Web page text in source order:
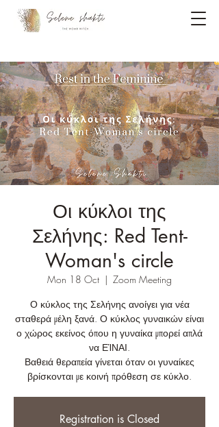
Οι κύκλοι της
Σελήνης: Red Tent-
Woman's circle
Mon 18 Oct
  |
Zoom Meeting
Ο κύκλος της Σελήνης ανοίγει για νέα
σταθερά μέλη ξανά. Ο κύκλος γυναικών είναι
ο χώρος εκείνος όπου η γυναίκα μπορεί απλά
να ΕΊΝΑΙ.
Βαθειά θεραπεία γίνεται όταν οι γυναίκες
βρίσκονται με κοινή πρόθεση σε κύκλο.
Registration is Closed